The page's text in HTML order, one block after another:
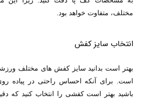
مختلف، متفاوت خواهد بود.
انتخاب سایز کفش
بهتر است بدانید سایز کفش های مختلف
است. برای آنکه احساس راحتی در پیاده
باشید بهتر است کفشی را انتخاب کنید که